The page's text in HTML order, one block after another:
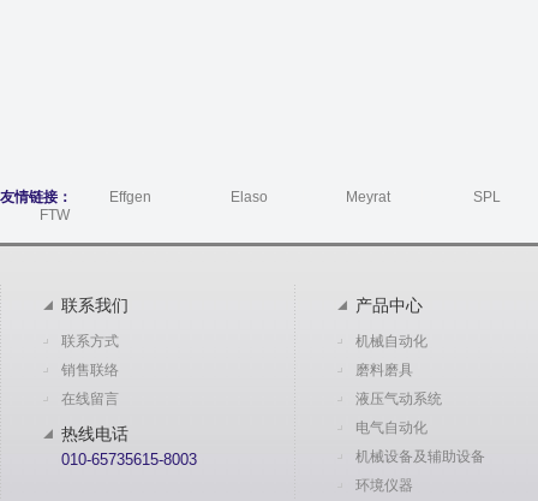
友情链接： Effgen Elaso Meyrat
SPL
FTW
联系我们
联系方式
销售联络
在线留言
热线电话
010-65735615-8003
产品中心
机械自动化
磨料磨具
液压气动系统
电气自动化
机械设备及辅助设备
环境仪器